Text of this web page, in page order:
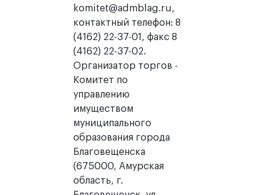
komitet@admblag.ru,
контактный телефон: 8
(4162) 22-37-01, факс 8
(4162) 22-37-02.
Организатор торгов -
Комитет по
управлению
имуществом
муниципального
образования города
Благовещенска
(675000, Амурская
область, г.